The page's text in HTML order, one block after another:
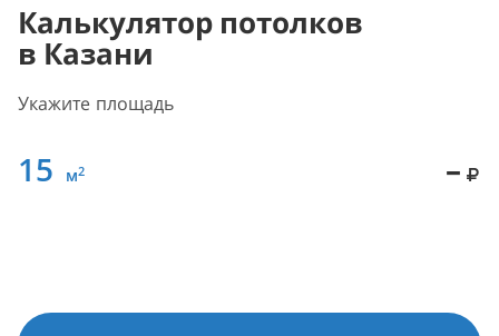
Калькулятор потолков
в Казани
Укажите площадь
15 м2 –